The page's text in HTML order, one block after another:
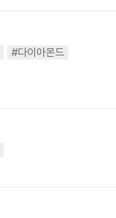
#다이아몬드